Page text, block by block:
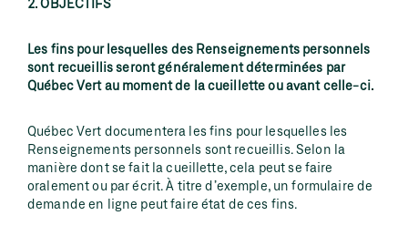
2. OBJECTIFS
Les fins pour lesquelles des Renseignements personnels
sont recueillis seront généralement déterminées par
Québec Vert au moment de la cueillette ou avant celle-ci.
Québec Vert documentera les fins pour lesquelles les
Renseignements personnels sont recueillis. Selon la
manière dont se fait la cueillette, cela peut se faire
oralement ou par écrit. À titre d’exemple, un formulaire de
demande en ligne peut faire état de ces fins.